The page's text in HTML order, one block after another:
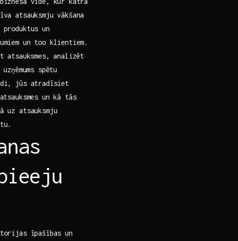
atsauksmju vākšana
un
un too klientiem.
analizēt
spētu
jūs atradīsiet
un kā tās
uz atsauksmju
īpašības un